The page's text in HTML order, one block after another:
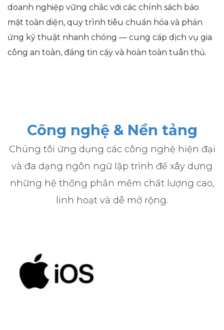
doanh nghiệp vững chắc với các chính sách bảo
mật toàn diện, quy trình tiêu chuẩn hóa và phản
ứng kỹ thuật nhanh chóng — cung cấp dịch vụ gia
công an toàn, đáng tin cậy và hoàn toàn tuân thủ.
Công nghệ & Nền tảng
Chúng tôi ứng dụng các công nghệ hiện đại
và đa dạng ngôn ngữ lập trình để xây dựng
những hệ thống phần mềm chất lượng cao,
linh hoạt và dễ mở rộng.